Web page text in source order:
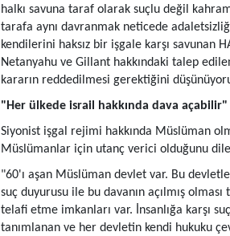
halkı savuna taraf olarak suçlu değil
tarafa aynı davranmak neticede
kendilerini haksız bir işgale karşı savunan
Netanyahu ve Gillant hakkındaki talep
kararın reddedilmesi gerektiğini
"Her ülkede israil hakkında dava açabilir"
Siyonist işgal rejimi hakkında Müslüman
Müslümanlar için utanç verici olduğunu
"60'ı aşan Müslüman devlet var. Bu
suç duyurusu ile bu davanın açılmış
telafi etme imkanları var. İnsanlığa karşı
tanımlanan ve her devletin kendi hukuku